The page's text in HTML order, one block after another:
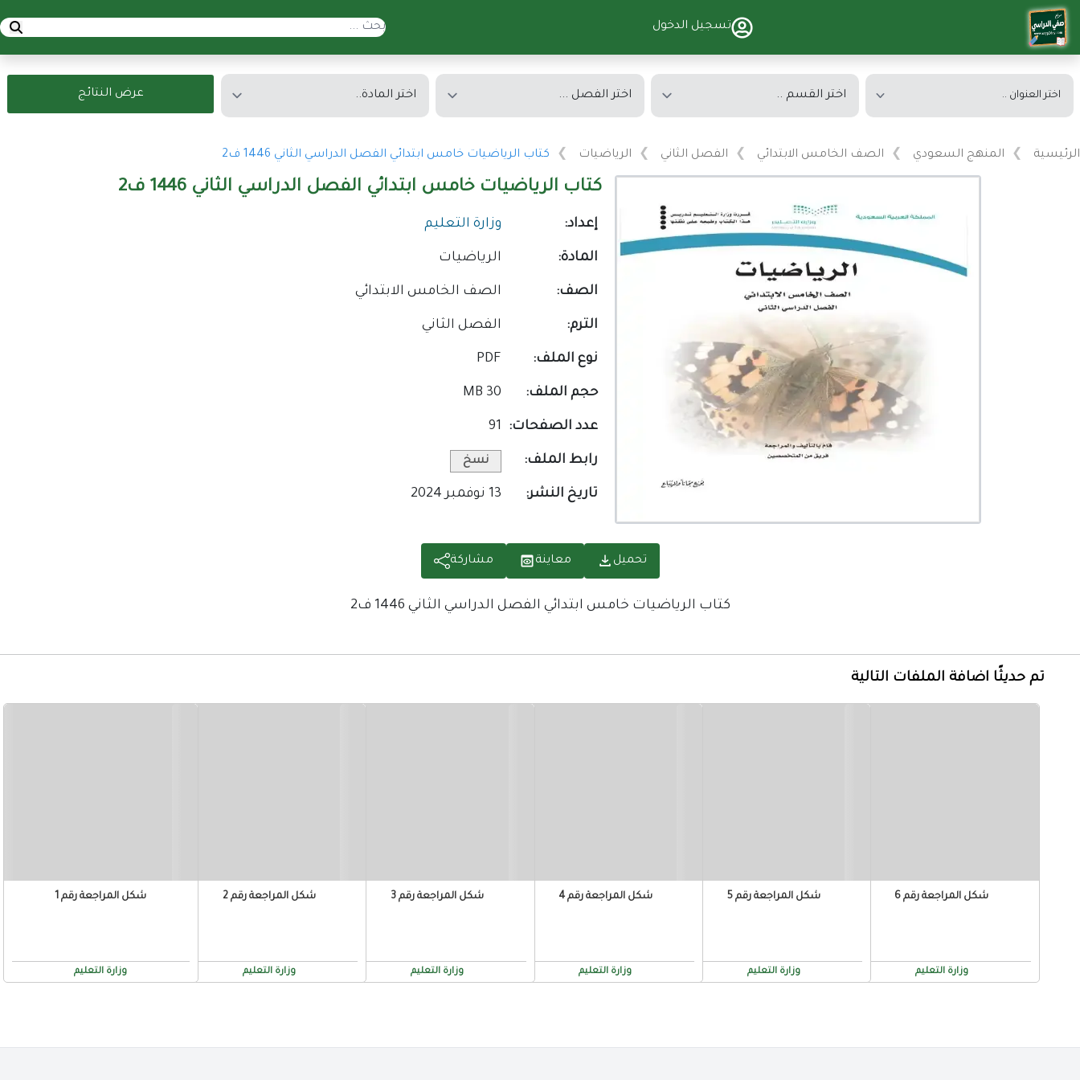
تسجيل الدخول
عرض النتائج
الرئيسية المنهج السعودي الصف الخامس الابتدائي الفصل الثاني الرياضيات كتاب الرياضيات خامس ابتدائي الفصل الدراسي الثاني 1446 ف2
كتاب الرياضيات خامس ابتدائي الفصل الدراسي الثاني 1446 ف2
إعداد: وزارة التعليم
المادة: الرياضيات
الصف: الصف الخامس الابتدائي
الترم: الفصل الثاني
نوع الملف: PDF
حجم الملف: 30 MB
عدد الصفحات: 91
رابط الملف: نسخ
تاريخ النشر: 13 نوفمبر 2024
تحميل معاينة مشاركة
كتاب الرياضيات خامس ابتدائي الفصل الدراسي الثاني 1446 ف2
تم حديثًا اضافة الملفات التالية
شكل المراجعة رقم 6
وزارة التعليم
شكل المراجعة رقم 5
وزارة التعليم
شكل المراجعة رقم 4
وزارة التعليم
شكل المراجعة رقم 3
وزارة التعليم
شكل المراجعة رقم 2
وزارة التعليم
شكل المراجعة رقم 1
وزارة التعليم